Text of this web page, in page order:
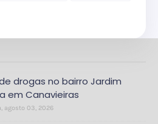
drogas no bairro Jardim
em Canavieiras
agosto 03, 2026